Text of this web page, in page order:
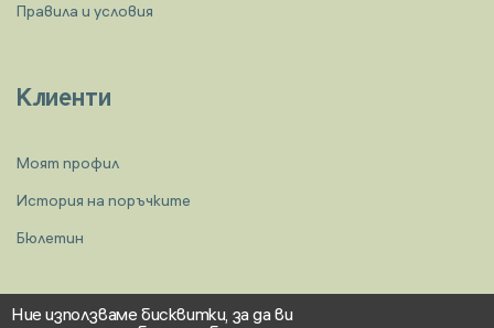
Ние използваме бисквитки, за да ви
Правила и условия
Клиенти
Моят профил
История на поръчките
Бюлетин